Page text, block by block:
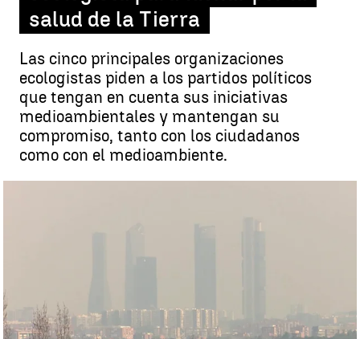
salud de la Tierra
Las cinco principales organizaciones
ecologistas piden a los partidos políticos
que tengan en cuenta sus iniciativas
medioambientales y mantengan su
compromiso, tanto con los ciudadanos
como con el medioambiente.
Marta Ropero Madrid
Publicado: 21 de abril de 2023, 12:14